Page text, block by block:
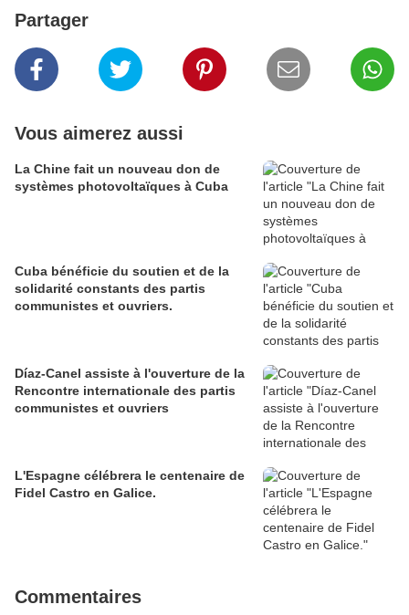
Partager
Vous aimerez aussi
La Chine fait un nouveau don de
systèmes photovoltaïques à Cuba
Cuba bénéficie du soutien et de la
solidarité constants des partis
communistes et ouvriers.
Díaz-Canel assiste à l'ouverture de la
Rencontre internationale des partis
communistes et ouvriers
L'Espagne célébrera le centenaire de
Fidel Castro en Galice.
Commentaires